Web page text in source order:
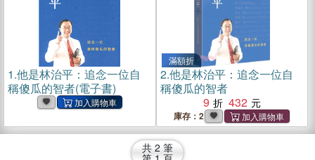
1.他是林治平：追念一位自
稱傻瓜的智者(電子書)
滿額折
2.他是林治平：追念一位自
稱傻瓜的智者
9
432
庫存：2
共 2 筆